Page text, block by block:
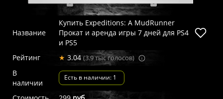
Название
Купить Expeditions: A MudRunner
Прокат и аренда игры 7 дней для PS4
и PS5
Рейтинг
★ 3.04 (3.9 тыс голосов)
В
наличии
Есть в наличии: 1